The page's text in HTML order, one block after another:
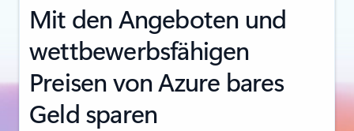
Mit den Angeboten und
wettbewerbsfähigen
Preisen von Azure bares
Geld sparen